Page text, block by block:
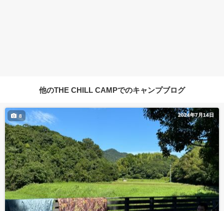
他のTHE CHILL CAMPでのキャンプブログ
2024年7月14日
8